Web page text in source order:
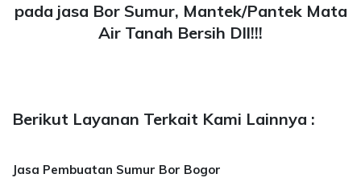
pada jasa Bor Sumur, Mantek/Pantek Mata
Air Tanah Bersih Dll!!!
Berikut Layanan Terkait Kami Lainnya :
Jasa Pembuatan Sumur Bor Bogor